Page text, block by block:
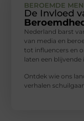
BEROEMDE
De Invloed
Nederland barst
van media en
tot influencers en
laten een
Ontdek wie ons
verhalen